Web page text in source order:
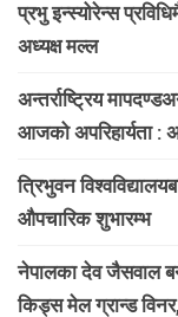
प्रभु इन्स्योरेन्स
अध्यक्ष मल्ल
अन्तर्राष्ट्रिय
आजको अपरिहार्यता :
त्रिभुवन
औपचारिक शुभारम्भ
नेपालका देव जैसवाल
किड्स मेल ग्रान्ड